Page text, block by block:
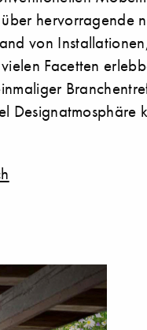
hervorragende
von
Facetten